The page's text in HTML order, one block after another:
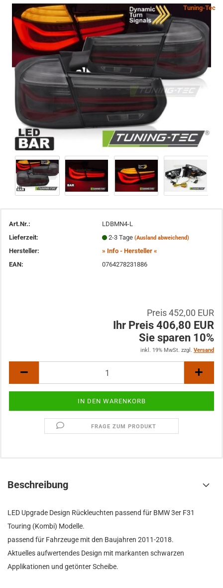
Tuning-Tec
Art.Nr.:
LDBMN4-L
Lieferzeit:
2-3 Tage (Ausland abweichend)
Hersteller:
» Info - Hersteller «
EAN:
0764278231886
Preis 452,00 EUR
Ihr Preis 406,80 EUR
Sie sparen 10%
inkl. 19% MwSt. zzgl. Versand
FRAGE ZUM PRODUKT
Beschreibung
LED Upgrade Design Rückleuchten passend für BMW 3er F31
Touring (Kombi) Modelle.
passend für Fahrzeuge mit den Baujahren 2011-2018.
Aktuelles aufwertendes Design mit markanten schwarzen
Applikationen und getönter Scheibe.